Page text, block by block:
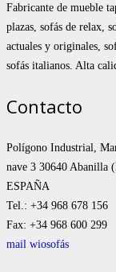
Fabricante de mueble
plazas, sofás de relax,
actuales y originales,
sofás italianos. Alta
Contacto
Polígono Industrial,
nave 3 30640 Abanilla
ESPAÑA
Tel.: +34 968 678 156
Fax: +34 968 600 299
mail wiosofás